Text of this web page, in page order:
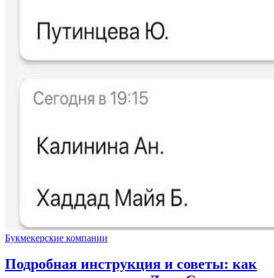
Букмекерские компании
Подробная инструкция и советы: как